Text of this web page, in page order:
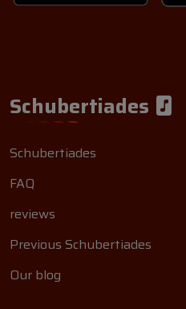
Schubertiades
Schubertiades
FAQ
reviews
Previous Schubertiades
Our blog